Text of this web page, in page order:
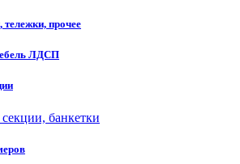
прочее
ЛДСП
банкетки